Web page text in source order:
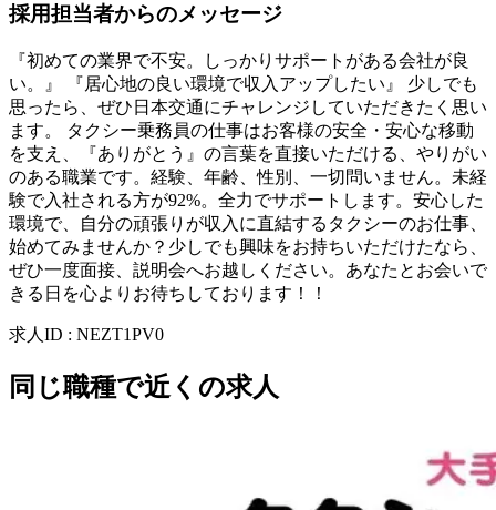
採用担当者からのメッセージ
『初めての業界で不安。しっかりサポートがある会社が良
い。』 『居心地の良い環境で収入アップしたい』 少しでも
思ったら、ぜひ日本交通にチャレンジしていただきたく思い
ます。 タクシー乗務員の仕事はお客様の安全・安心な移動
を支え、『ありがとう』の言葉を直接いただける、やりがい
のある職業です。経験、年齢、性別、一切問いません。未経
験で入社される方が92%。全力でサポートします。安心した
環境で、自分の頑張りが収入に直結するタクシーのお仕事、
始めてみませんか？少しでも興味をお持ちいただけたなら、
ぜひ一度面接、説明会へお越しください。あなたとお会いで
きる日を心よりお待ちしております！！
求人ID : NEZT1PV0
同じ職種で近くの求人